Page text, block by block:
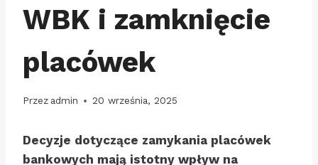
WBK i zamknięcie
placówek
Przez admin 20 września, 2025
Decyzje dotyczące zamykania placówek
bankowych mają istotny wpływ na